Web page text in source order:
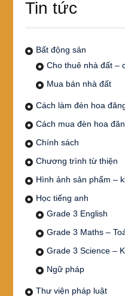
Tin tức
Bất động sản
Cho thuê nhà đất –
Mua bán nhà đất
Cách làm đèn hoa
Cách mua đèn hoa
Chính sách
Chương trình từ thiện
Hình ảnh sản phẩm –
Học tiếng anh
Grade 3 English
Grade 3 Maths –
Grade 3 Science –
Ngữ pháp
Thư viện pháp luật